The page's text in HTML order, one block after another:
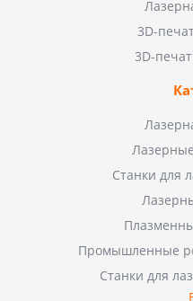
3D-
3D-
Станки для
Промышленные
Станки для